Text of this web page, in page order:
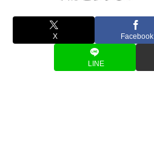
X Facebook
LINE